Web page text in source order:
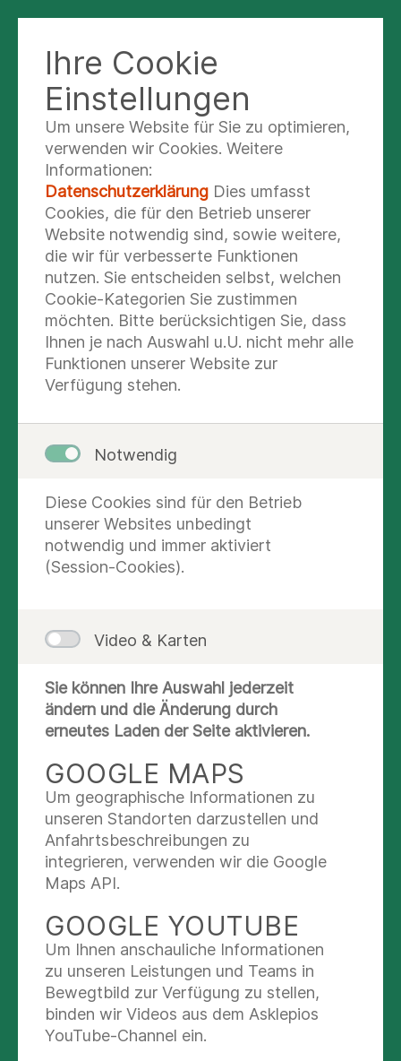
KINDERKLINIK SANKT AUGUSTIN
Qualitätsmanagement
CIRS-ANONYMES
MELDESYSTEM FÜR
BEINAHEFEHLER
Im Dezember 2013 begann das Projekt zur
klinikweiten Einführung eines Meldesystems für
unerwünschte Ereignisse und Beinahefehler.
Ziele des Projektes:
Feststellen von möglichen Fehlerquellen
und deren Beseitigen
Erhöhung der Patienten- und
Elternzufriedenheit
Lernen aus Fehlern
Zentrum für Kinderanästhesiologie
Kinderherz-Intensivmedizin
Intensivmedizin
2015:
Geburtsmedizin
OP
SPRECHEN SIE UNS AN
Sandra Schramm
Ihre Cookie
Einstellungen
Um unsere Website für Sie zu optimieren,
verwenden wir Cookies. Weitere
Informationen:
Datenschutzerklärung Dies umfasst
Cookies, die für den Betrieb unserer
Website notwendig sind, sowie weitere,
die wir für verbesserte Funktionen
nutzen. Sie entscheiden selbst, welchen
Cookie-Kategorien Sie zustimmen
möchten. Bitte berücksichtigen Sie, dass
Ihnen je nach Auswahl u.U. nicht mehr alle
Funktionen unserer Website zur
Verfügung stehen.
Notwendig
Diese Cookies sind für den Betrieb
unserer Websites unbedingt
notwendig und immer aktiviert
(Session-Cookies).
Video & Karten
Sie können Ihre Auswahl jederzeit
ändern und die Änderung durch
erneutes Laden der Seite aktivieren.
GOOGLE MAPS
Um geographische Informationen zu
unseren Standorten darzustellen und
Anfahrtsbeschreibungen zu
integrieren, verwenden wir die Google
Maps API.
GOOGLE YOUTUBE
Um Ihnen anschauliche Informationen
zu unseren Leistungen und Teams in
Bewegtbild zur Verfügung zu stellen,
binden wir Videos aus dem Asklepios
YouTube-Channel ein.